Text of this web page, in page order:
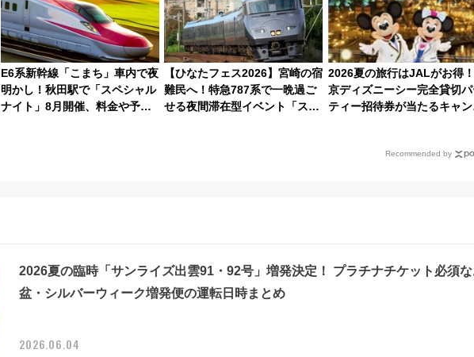
E6系新幹線「こまち」車内で夜
明かし！秋田駅で「スペシャル
ナイト」8月開催、料金や予約
【ひなたフェス2026】宮崎の宿
難民へ！特急787系で一晩過ご
せる夜間滞在型イベント「スワ
2026夏の旅行はJALがお得
京ディズニーシー完全貸切
ティー招待券が当たるキャ
Recommended by
2026夏の臨時「サンライズ出雲91・92号」増発決定！ プラチナチケット必須
盆・シルバーウィーク増発便の運転日時まとめ
2026.06.04